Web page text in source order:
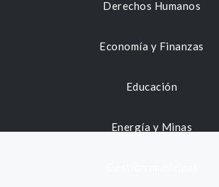
Derechos Humanos
Economía y Finanzas
Educación
Energía y Minas